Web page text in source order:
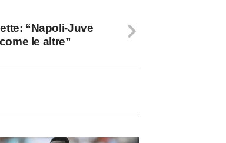
“Napoli-Juve
le altre”